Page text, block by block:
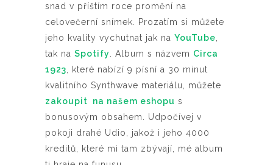
snad v příštím roce promění na
celovečerní snímek. Prozatím si můžete
jeho kvality vychutnat jak na YouTube
tak na Spotify . Album s názvem Circa
1923 , které nabízí 9 písní a 30 minut
kvalitního Synthwave materiálu, můžete
zakoupit na našem eshopu s
bonusovým obsahem. Udpočívej v
pokoji drahé Udio, jakož i jeho 4000
kreditů, které mi tam zbývají, mé album